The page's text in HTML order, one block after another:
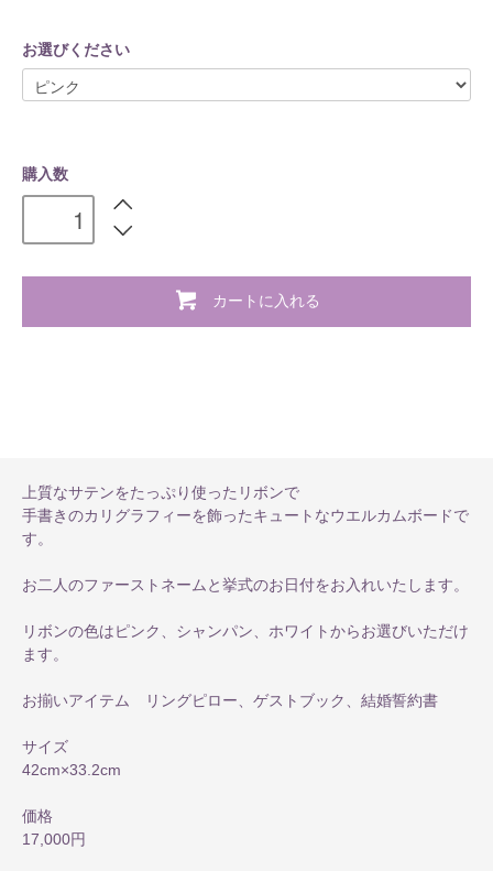
お選びください
購入数
カートに入れる
上質なサテンをたっぷり使ったリボンで
手書きのカリグラフィーを飾ったキュートなウエルカムボードで
す。
お二人のファーストネームと挙式のお日付をお入れいたします。
リボンの色はピンク、シャンパン、ホワイトからお選びいただけ
ます。
お揃いアイテム リングピロー、ゲストブック、結婚誓約書
サイズ
42cm×33.2cm
価格
17,000円